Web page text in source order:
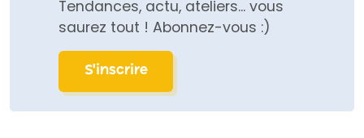
Tendances, actu, ateliers... vous
saurez tout ! Abonnez-vous :)
S'inscrire